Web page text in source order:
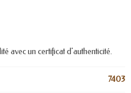
avec un certificat d'authenticité.
7403